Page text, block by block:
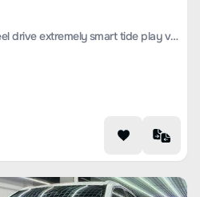
Haval F7x 2021 1.5T two-wheel drive extremely smart tide play version